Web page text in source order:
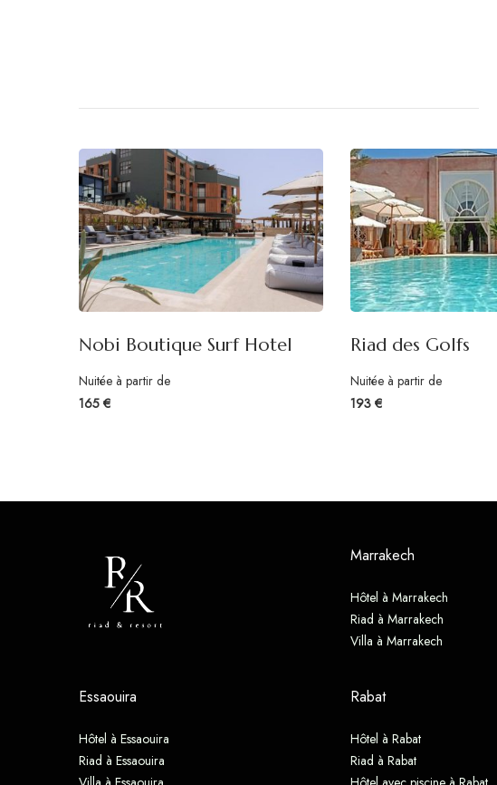
Nobi Boutique Surf Hotel
Nuitée à partir de
165 €
Riad des Golfs
Nuitée à partir de
193 €
Marrakech
Hôtel à Marrakech
Riad à Marrakech
Villa à Marrakech
Essaouira
Hôtel à Essaouira
Riad à Essaouira
Rabat
Hôtel à Rabat
Riad à Rabat